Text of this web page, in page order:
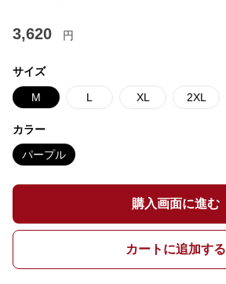
3,620 円
サイズ
M L XL 2XL
カラー
パープル
購入画面に進む
カートに追加する